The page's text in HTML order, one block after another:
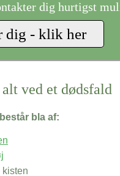
dig hurtigst
ved et dødsfald
bla af: